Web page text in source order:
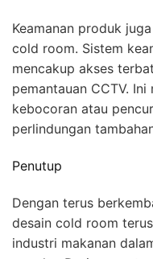
Keamanan produk
cold room. Sistem
mencakup akses
pemantauan CCTV.
kebocoran atau
perlindungan
Penutup
Dengan terus
desain cold room
industri makanan